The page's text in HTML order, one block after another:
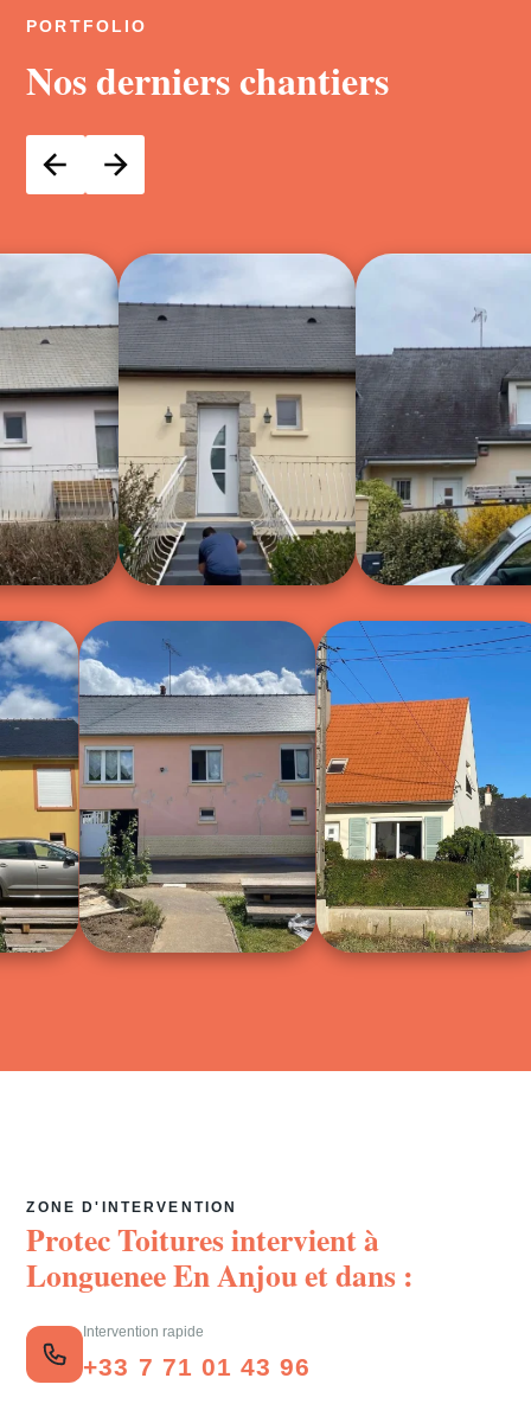
PORTFOLIO
Nos derniers chantiers
ZONE D'INTERVENTION
Protec Toitures intervient à
Longuenee En Anjouet dans :
Intervention rapide
+33 7 71 01 43 96